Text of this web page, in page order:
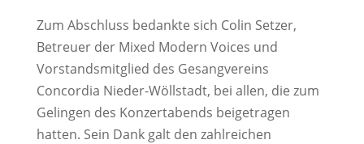
Zum Abschluss bedankte sich Colin Setzer,
Betreuer der Mixed Modern Voices und
Vorstandsmitglied des Gesangvereins
Concordia Nieder-Wöllstadt, bei allen, die zum
Gelingen des Konzertabends beigetragen
hatten. Sein Dank galt den zahlreichen